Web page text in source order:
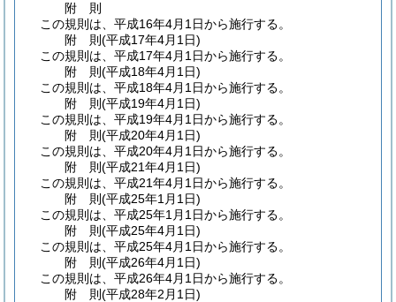
附 則
この規則は、平成16年4月1日から施行する。
附 則(平成17年4月1日)
この規則は、平成17年4月1日から施行する。
附 則(平成18年4月1日)
この規則は、平成18年4月1日から施行する。
附 則(平成19年4月1日)
この規則は、平成19年4月1日から施行する。
附 則(平成20年4月1日)
この規則は、平成20年4月1日から施行する。
附 則(平成21年4月1日)
この規則は、平成21年4月1日から施行する。
附 則(平成25年1月1日)
この規則は、平成25年1月1日から施行する。
附 則(平成25年4月1日)
この規則は、平成25年4月1日から施行する。
附 則(平成26年4月1日)
この規則は、平成26年4月1日から施行する。
附 則(平成28年2月1日)